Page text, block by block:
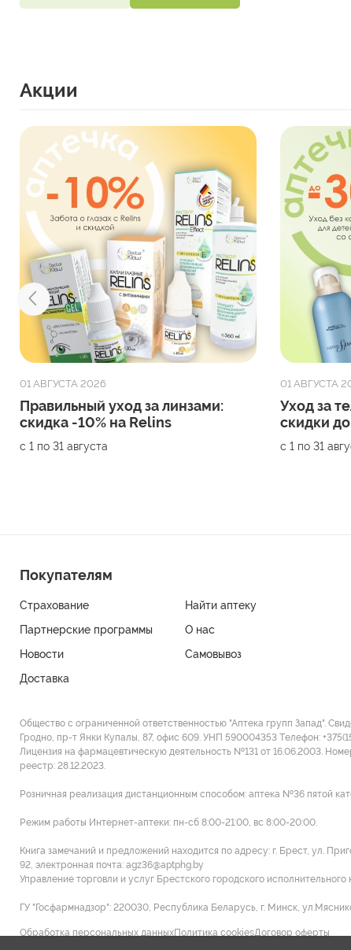
Акции
01 АВГУСТА 2026
Правильный уход за линзами:
скидка -10% на Relins
с 1 по 31 августа
01 АВГУСТА
Уход за
скидки
с 1 по 31
Покупателям
Страхование
Найти аптеку
Партнерские программы
О нас
Новости
Самовывоз
Доставка
Общество с ограниченной ответственностью "Аптека групп Запад".
Гродно, пр-т Янки Купалы, 87, офис 609. УНП 590004353 Tелефон:
Лицензия на фармацевтическую деятельность №131 от 16.06.2003.
реестр: 28.12.2023.
Розничная реализация дистанционным способом: аптека №36 пятой
Режим работы Интернет-аптеки: пн-сб 8:00-21:00, вс 8:00-20:00.
Книга замечаний и предложений находится по адресу: г. Брест, ул.
92, электронная почта: agz36@aptphg.by
Управление торговли и услуг Брестского городского исполнительного
ГУ "Госфармнадзор": 220030, Республика Беларусь, г. Минск,
Обработка персональных данныхПолитика cookiesДоговор оферты